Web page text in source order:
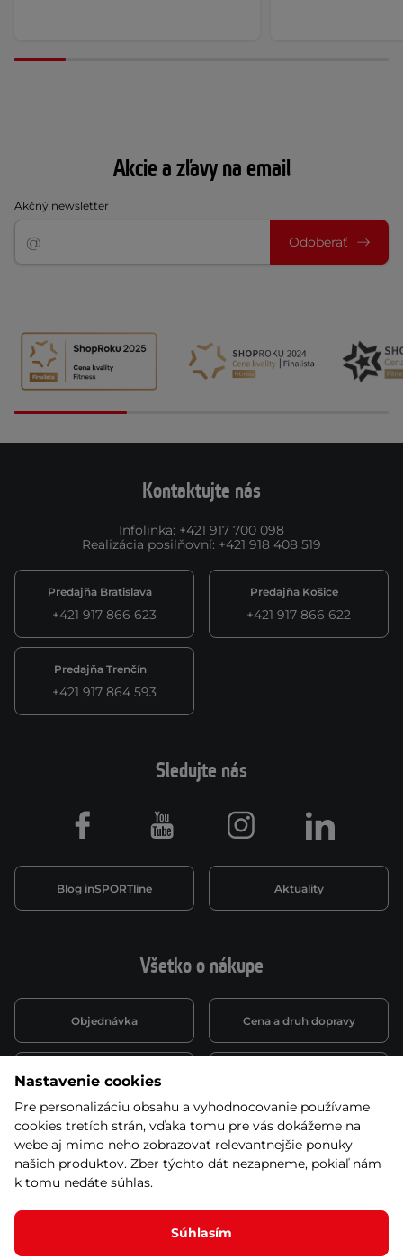
Akcie a zľavy na email
Akčný newsletter
Odoberať
Kontaktujte nás
Infolinka: +421 917 700 098
Realizácia posilňovní: +421 918 408 519
Predajňa Bratislava
+421 917 866 623
Predajňa Košice
+421 917 866 622
Predajňa Trenčín
+421 917 864 593
Všetko o nákupe
Objednávka Cena a druh dopravy
Spôsob platby
Montáž a servis Reklamácie a záruka
Kariéra
Sledujte nás
Blog inSPORTline Aktuality
Facebook Youtube Instagram LinkedIn
Nastavenie cookies
Pre personalizáciu obsahu a vyhodnocovanie používame
cookies tretích strán, vďaka tomu pre vás dokážeme na
webe aj mimo neho zobrazovať relevantnejšie ponuky
našich produktov. Zber týchto dát nezapneme, pokiaľ nám
k tomu nedáte súhlas.
Súhlasím